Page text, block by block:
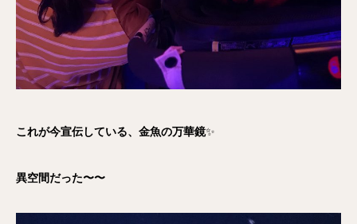
これが今宣伝している、金魚の万華鏡✨
異空間だった〜〜